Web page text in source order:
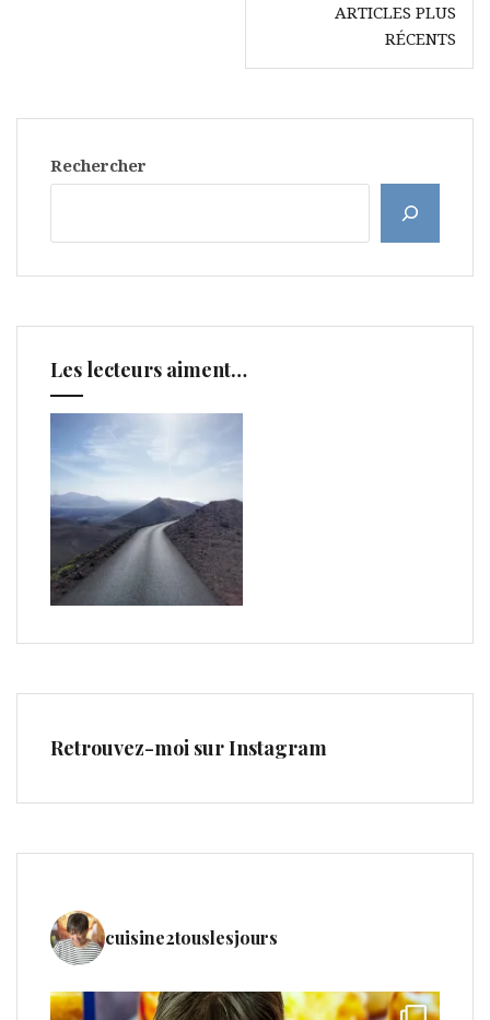
ARTICLES PLUS
RÉCENTS
Rechercher
Les lecteurs aiment…
Retrouvez-moi sur Instagram
cuisine2touslesjours